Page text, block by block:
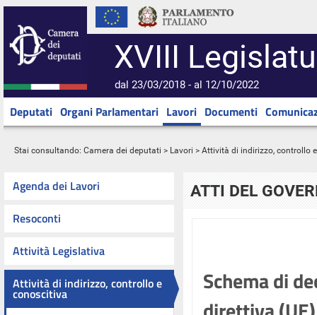
XVIII
dal 23/03/2018 - al 12/10/2022
Deputati Organi Parlamentari Lavori Documenti
Stai consultando: Camera dei deputati > Lavori > Attività di indirizzo, controllo
Agenda dei Lavori
Resoconti
Attività Legislativa
Attività di indirizzo, controllo e
conoscitiva
ATTI DEL
Schema di